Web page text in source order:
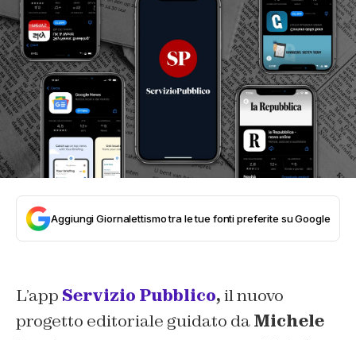
Aggiungi Giornalettismo tra le tue fonti preferite su Google
L’app Servizio Pubblico,il nuovo
progetto editoriale guidato daMichele